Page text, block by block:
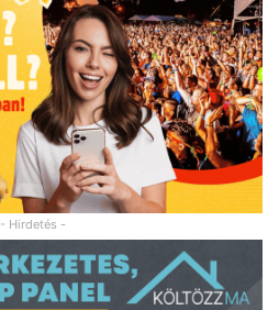
- Hirdetés -